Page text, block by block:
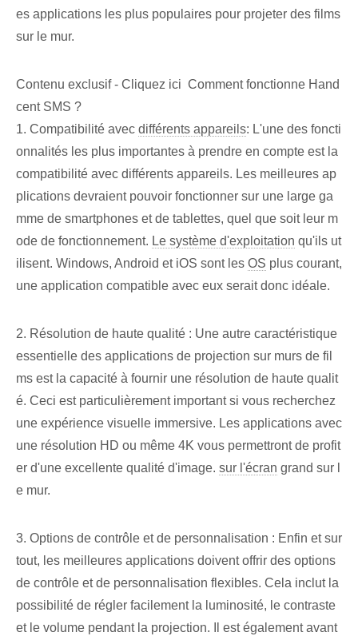
es applications les plus populaires pour projeter des films
sur le mur.
Contenu exclusif - Cliquez ici Comment fonctionne Hand
cent SMS ?
1. Compatibilité avec différents appareils: L'une des foncti
onnalités les plus ‌importantes à prendre en compte⁤ est⁤ la
compatibilité avec différents‍ appareils.⁤ Les meilleures ap
plications devraient pouvoir fonctionner sur une large ga
mme de ⁢smartphones et de tablettes, quel que soit leur m
ode de fonctionnement. Le système d'exploitation qu'ils ut
ilisent. Windows, Android et iOS sont les OS plus courant,
une application compatible avec eux serait donc idéale.
2. Résolution de haute qualité : Une autre caractéristique
essentielle des applications de projection sur murs de fil
ms est la capacité à fournir une résolution de haute qualit
é. Ceci est particulièrement important si vous recherchez
une expérience visuelle immersive. Les applications avec
une résolution HD ou même 4K vous permettront de profit
er d'une excellente qualité d'image. sur l'écran grand sur l
e mur.
3. Options de contrôle et de personnalisation : Enfin et sur
tout, les meilleures applications doivent offrir des options
de contrôle et de personnalisation flexibles. Cela inclut la
possibilité de régler facilement la luminosité, le contraste
et le volume pendant la projection. Il est également avant